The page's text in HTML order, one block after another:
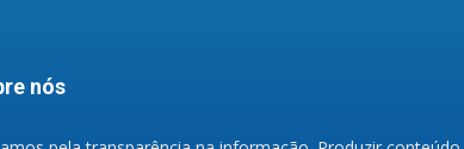
nós